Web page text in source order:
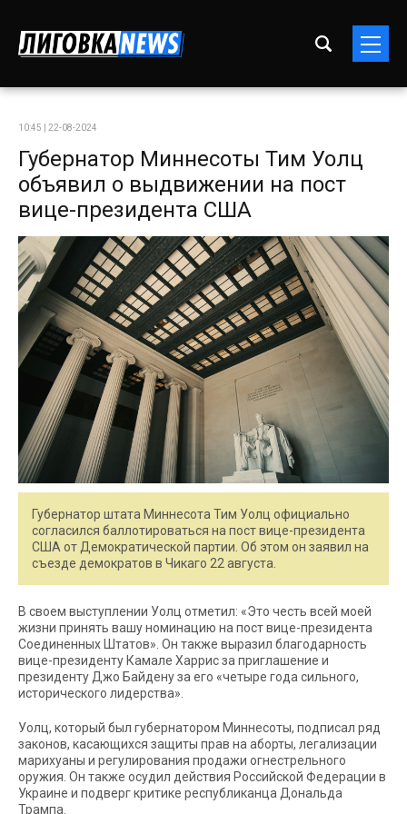
10:45 | 22-08-2024
Губернатор Миннесоты Тим Уолц
объявил о выдвижении на пост
вице-президента США
Губернатор штата Миннесота Тим Уолц официально
согласился баллотироваться на пост вице-президента
США от Демократической партии. Об этом он заявил на
съезде демократов в Чикаго 22 августа.
В своем выступлении Уолц отметил: «Это честь всей моей
жизни принять вашу номинацию на пост вице-президента
Соединенных Штатов». Он также выразил благодарность
вице-президенту Камале Харрис за приглашение и
президенту Джо Байдену за его «четыре года сильного,
исторического лидерства».
Уолц, который был губернатором Миннесоты, подписал ряд
законов, касающихся защиты прав на аборты, легализации
марихуаны и регулирования продажи огнестрельного
оружия. Он также осудил действия Российской Федерации в
Украине и подверг критике республиканца Дональда
Трампа.